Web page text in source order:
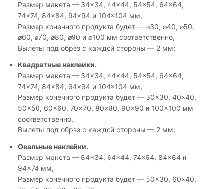
Размер макета — 34×34, 44×44, 54×54, 64×64,
74×74, 84×84, 94×94 и 104×104 мм,
Размер конечного продукта будет — ⌀30, ⌀40, ⌀50,
⌀60, ⌀70, ⌀80, ⌀90 и ⌀100 мм соответственно,
Вылеты под обрез с каждой стороны — 2 мм;
Квадратные наклейки.
Размер макета — 34×34, 44×44, 54×54, 64×64,
74×74, 84×84, 94×94 и 104×104 мм,
Размер конечного продукта будет — 30×30, 40×40,
50×50, 60×60, 70×70, 80×80, 90×90 и 100×100 мм
соответственно,
Вылеты под обрез с каждой стороны — 2 мм;
Овальные наклейки.
Размер макета — 54×34, 64×44, 74×54, 84×64 и
94×74 мм,
Размер конечного продукта будет — 50×30, 60×40,